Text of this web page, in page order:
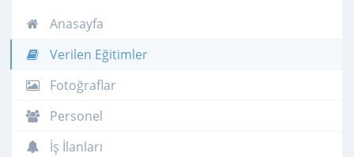
Anasayfa
Verilen Eğitimler
Fotoğraflar
Personel
İş İlanları